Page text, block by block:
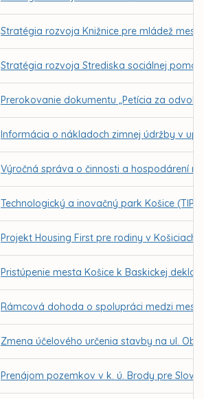
Stratégia rozvoja Knižnice pre mládež mesta
Stratégia rozvoja Strediska sociálnej pomoci
Prerokovanie dokumentu „Petícia za
Informácia o nákladoch zimnej údržby v
Výročná správa o činnosti a hospodárení
Technologický a inovačný park Košice (TIP -
Projekt Housing First pre rodiny v Košiciach
Pristúpenie mesta Košice k Baskickej
Rámcová dohoda o spolupráci medzi
Zmena účelového určenia stavby na ul.
Prenájom pozemkov v k. ú. Brody pre